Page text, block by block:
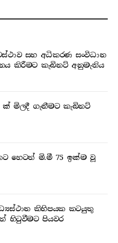
සහ අධිකරණ සංවිධාන
කිරීමට කැබිනට් අනුමැතිය
ක් මිලදී ගැනීමට කැබිනට්
හෙටත් මි.මී 75 ඉක්ම වූ
කිහිපයක කටයුතු
හිටුවීමට පියවර